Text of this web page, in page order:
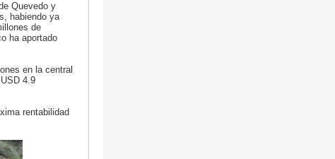
Quevedo y
habiendo ya
de
ha aportado
en la central
4.9
rentabilidad